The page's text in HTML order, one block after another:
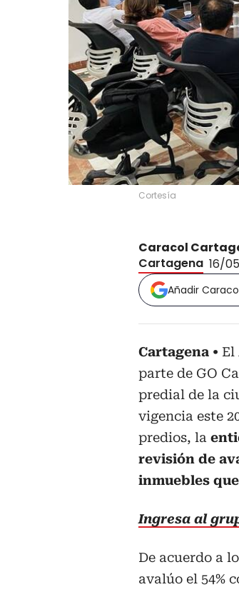
Cortesía
Caracol
Cartagena 16/
Añadir
Cartagena
El
parte de GO
predial de la
vigencia este
predios, la
revisión de
inmuebles
Ingresa al
De acuerdo a
avalúo el 54%